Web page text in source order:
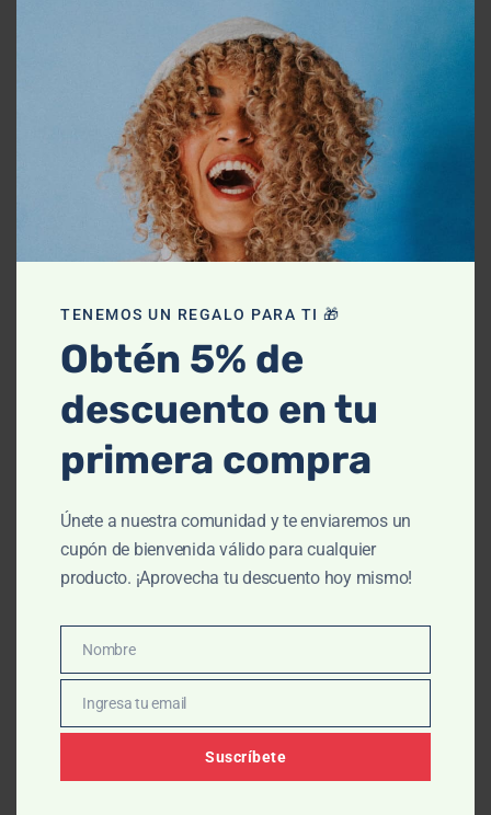
EXDERM WHITE DESPIGMENTANTE de Dia
50ml
$450.00
405.00
AÑADIR AL CARRITO
TENEMOS UN REGALO PARA TI 🎁
Obtén 5% de
descuento en tu
primera compra
Únete a nuestra comunidad y te enviaremos un
cupón de bienvenida válido para cualquier
producto. ¡Aprovecha tu descuento hoy mismo!
Nombre
Nombre
Email
Ingresa tu email
Suscríbete